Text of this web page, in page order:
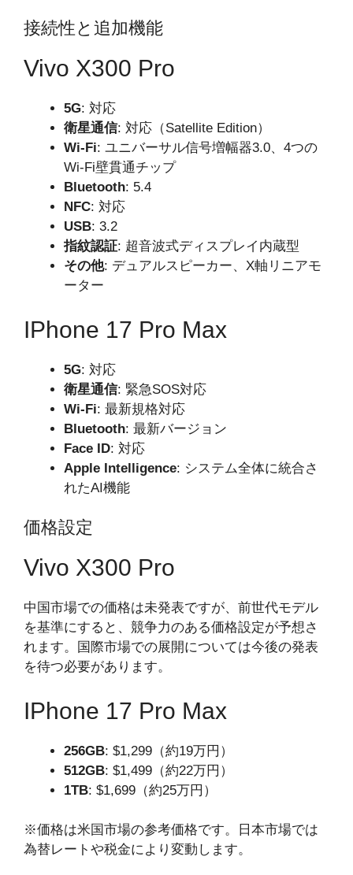
接続性と追加機能
Vivo X300 Pro
5G: 対応
衛星通信: 対応（Satellite Edition）
Wi-Fi: ユニバーサル信号増幅器3.0、4つの
Wi-Fi壁貫通チップ
Bluetooth: 5.4
NFC: 対応
USB: 3.2
指紋認証: 超音波式ディスプレイ内蔵型
その他: デュアルスピーカー、X軸リニアモ
ーター
IPhone 17 Pro Max
5G: 対応
衛星通信: 緊急SOS対応
Wi-Fi: 最新規格対応
Bluetooth: 最新バージョン
Face ID: 対応
Apple Intelligence: システム全体に統合さ
れたAI機能
価格設定
Vivo X300 Pro
中国市場での価格は未発表ですが、前世代モデル
を基準にすると、競争力のある価格設定が予想さ
れます。国際市場での展開については今後の発表
を待つ必要があります。
IPhone 17 Pro Max
256GB: $1,299（約19万円）
512GB: $1,499（約22万円）
1TB: $1,699（約25万円）
※価格は米国市場の参考価格です。日本市場では
為替レートや税金により変動します。